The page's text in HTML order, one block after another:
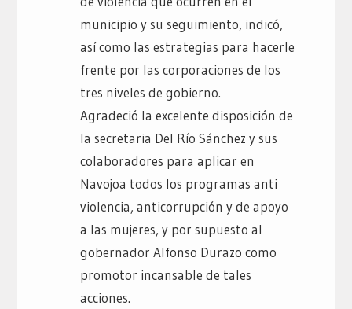
municipio y su seguimiento, indicó,
así como las estrategias para hacerle
frente por las corporaciones de los
tres niveles de gobierno.
Agradeció la excelente disposición de
la secretaria Del Río Sánchez y sus
colaboradores para aplicar en
Navojoa todos los programas anti
violencia, anticorrupción y de apoyo
a las mujeres, y por supuesto al
gobernador Alfonso Durazo como
promotor incansable de tales
acciones.